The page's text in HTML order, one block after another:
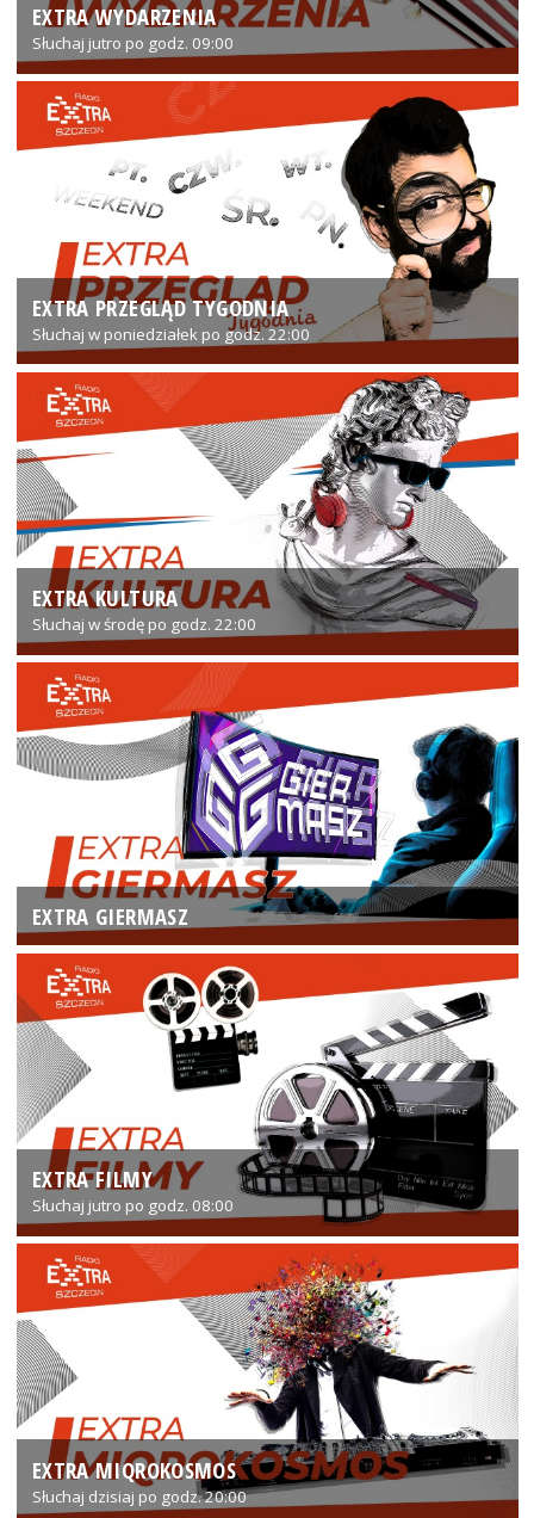
EXTRA WYDARZENIA
Słuchaj jutro po godz. 09:00
EXTRA PRZEGLĄD TYGODNIA
Słuchaj w poniedziałek po godz. 22:00
EXTRA KULTURA
Słuchaj w środę po godz. 22:00
EXTRA GIERMASZ
EXTRA FILMY
Słuchaj jutro po godz. 08:00
EXTRA MIQROKOSMOS
Słuchaj dzisiaj po godz. 20:00